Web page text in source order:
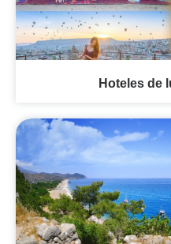
Hoteles de